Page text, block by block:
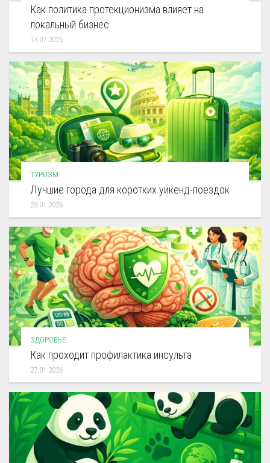
Как политика протекционизма влияет на
локальный бизнес
13.07.2025
ТУРИЗМ
Лучшие города для коротких уикенд-поездок
23.01.2026
ЗДОРОВЬЕ
Как проходит профилактика инсульта
27.01.2026